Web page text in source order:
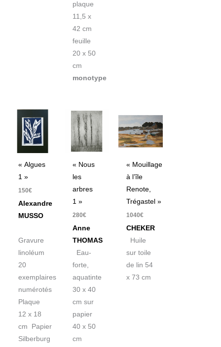
plaque
11,5 x
42 cm
feuille
20 x 50
cm
monotype
« Algues
1 »
150€
Alexandre
MUSSO
Gravure
linoléum
20
exemplaires
numérotés
Plaque
12 x 18
cm Papier
Silberburg
« Nous
les
arbres
1 »
280€
Anne
THOMAS
Eau-
forte,
aquatinte
30 x 40
cm sur
papier
40 x 50
cm
« Mouillage
à l’île
Renote,
Trégastel »
1040€
CHEKER
Huile
sur toile
de lin 54
x 73 cm